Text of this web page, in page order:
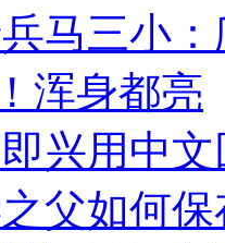
马三小
浑身都亮
兴用中
父如何